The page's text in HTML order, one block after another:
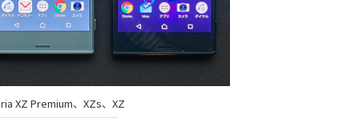
XZ Premium、XZs、XZ